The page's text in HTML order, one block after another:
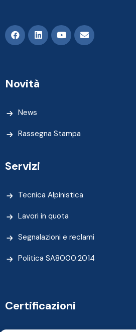
Novità
News
Rassegna Stampa
Servizi
Tecnica Alpinistica
Lavori in quota
Segnalazioni e reclami
Politica SA8000:2014
Certificazioni